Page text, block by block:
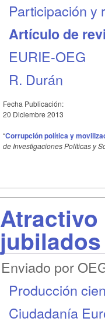
Participación y
Artículo de
EURIE-OEG
R. Durán
Fecha Publicación:
20 Diciembre 2013
“Corrupción política y
de Investigaciones Políticas y
Atractivo
Enviado por
Producción
Ciudadanía